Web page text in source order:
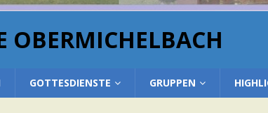
OBERMICHELBACH
GOTTESDIENSTE GRUPPEN